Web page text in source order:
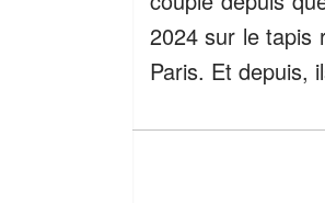
2024 sur le tapis
Paris. Et depuis,